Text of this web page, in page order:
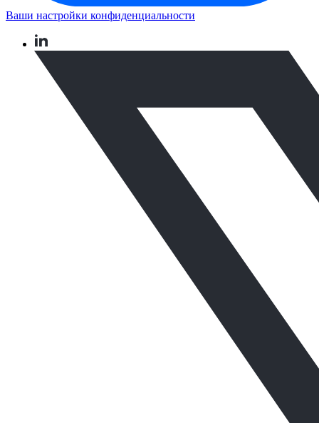
Ваши настройки конфиденциальности